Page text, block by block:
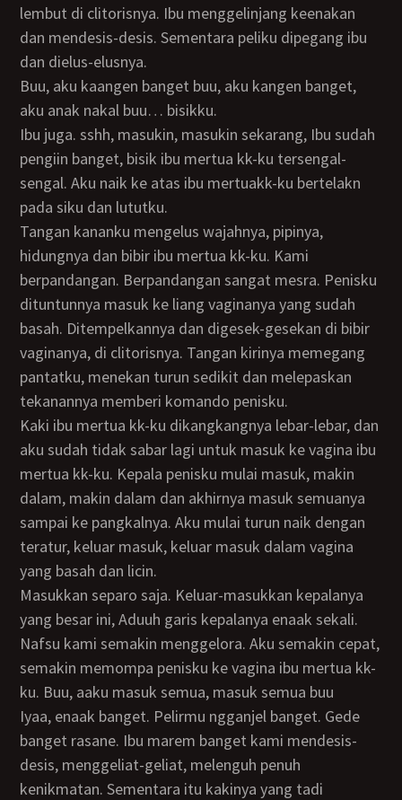
lembut di clitorisnya. Ibu menggelinjang keenakan
dan mendesis-desis. Sementara peliku dipegang ibu
dan dielus-elusnya.
Buu, aku kaangen banget buu, aku kangen banget,
aku anak nakal buu… bisikku.
ibu juga. sshh, masukin, masukin sekarang, Ibu sudah
pengiin banget, bisik ibu mertua kk-ku tersengal-
sengal. Aku naik ke atas ibu mertuakk-ku bertelakn
pada siku dan lututku.
Tangan kananku mengelus wajahnya, pipinya,
hidungnya dan bibir ibu mertua kk-ku. Kami
berpandangan. Berpandangan sangat mesra. Penisku
dituntunnya masuk ke liang vaginanya yang sudah
basah. Ditempelkannya dan digesek-gesekan di bibir
vaginanya, di clitorisnya. Tangan kirinya memegang
pantatku, menekan turun sedikit dan melepaskan
tekanannya memberi komando penisku.
Kaki ibu mertua kk-ku dikangkangnya lebar-lebar, dan
aku sudah tidak sabar lagi untuk masuk ke vagina ibu
mertua kk-ku. Kepala penisku mulai masuk, makin
dalam, makin dalam dan akhirnya masuk semuanya
sampai ke pangkalnya. Aku mulai turun naik dengan
teratur, keluar masuk, keluar masuk dalam vagina
yang basah dan licin.
Masukkan separo saja. Keluar-masukkan kepalanya
yang besar ini, Aduuh garis kepalanya enaak sekali.
Nafsu kami semakin menggelora. Aku semakin cepat,
semakin memompa penisku ke vagina ibu mertua kk-
ku. Buu, aaku masuk semua, masuk semua buu
Iyaa, enaak banget. Pelirmu ngganjel banget. Gede
banget rasane. Ibu marem banget kami mendesis-
desis, menggeliat-geliat, melenguh penuh
kenikmatan. Sementara itu kakinya yang tadi